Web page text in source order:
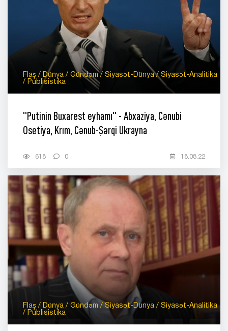
Flaş / Dünya / Gündəm / Siyasət-Dünya / Siyasət-Analitika
/ Publisistika
"Putinin Buxarest eyhamı" - Abxaziya, Cənubi
Osetiya, Krım, Cənub-Şərqi Ukrayna
618 0 18.08.22
Flaş / Dünya / Gündəm / Siyasət-Dünya / Siyasət-Analitika
/ Publisistika